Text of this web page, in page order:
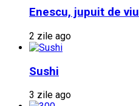
Enescu, jupuit de viu
2 zile ago
Sushi
3 zile ago